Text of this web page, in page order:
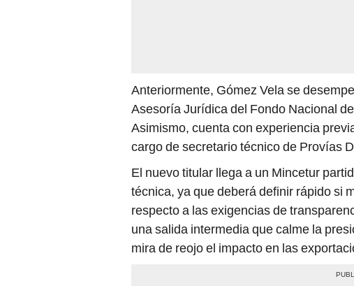
Anteriormente, Gómez Vela se
Asesoría Jurídica del Fondo Nacional
Asimismo, cuenta con experiencia
cargo de secretario técnico de Provías
El nuevo titular llega a un Mincetur
técnica, ya que deberá definir rápido si
respecto a las exigencias de
una salida intermedia que calme la
mira de reojo el impacto en las